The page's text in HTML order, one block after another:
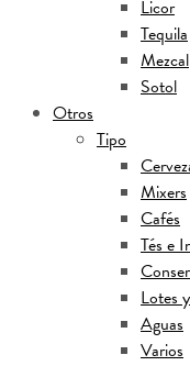
Licor
Tequila
Mezcal
Sotol
Otros
Tipo
Mixers
Cafés
Tés e
Lotes
Aguas
Varios